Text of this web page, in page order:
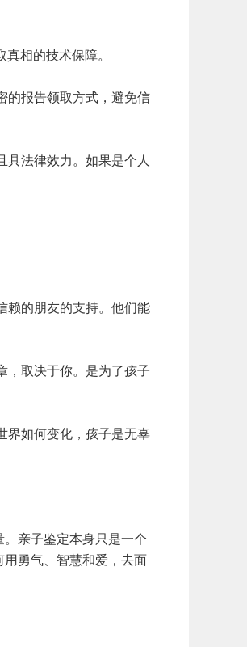
相的技术保障。
报告领取方式，避免信
法律效力。如果是个人
的朋友的支持。他们能
取决于你。是为了孩子
如何变化，孩子是无辜
亲子鉴定本身只是一个
勇气、智慧和爱，去面